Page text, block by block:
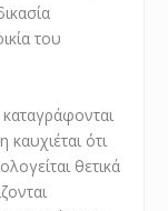
του
ότι
θετικά